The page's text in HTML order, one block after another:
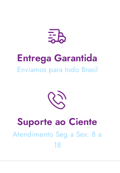
Entrega Garantida
Enviamos para todo Brasil
Suporte ao Ciente
Atendimento Seg a Sex: 8 a
18